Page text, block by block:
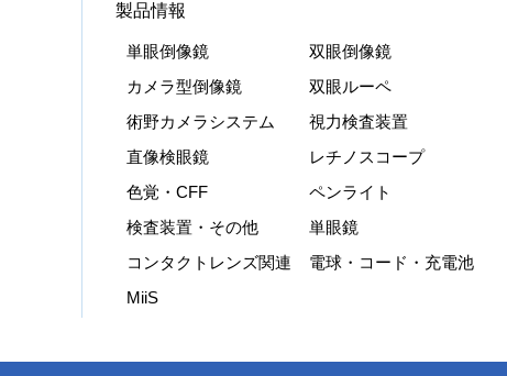
製品情報
単眼倒像鏡
双眼倒像鏡
カメラ型倒像鏡
双眼ルーペ
術野カメラシステム
視力検査装置
直像検眼鏡
レチノスコープ
色覚・CFF
ペンライト
検査装置・その他
単眼鏡
コンタクトレンズ関連
電球・コード・充電池
MiiS